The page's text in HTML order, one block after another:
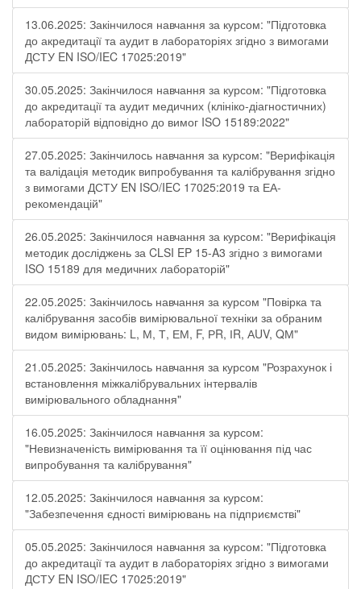
13.06.2025: Закінчилося навчання за курсом: "Підготовка
до акредитації та аудит в лабораторіях згідно з вимогами
ДСТУ EN ISO/IEC 17025:2019"
30.05.2025: Закінчилося навчання за курсом: "Підготовка
до акредитації та аудит медичних (клініко-діагностичних)
лабораторій відповідно до вимог ISO 15189:2022"
27.05.2025: Закінчилось навчання за курсом: "Верифікація
та валідація методик випробування та калібрування згідно
з вимогами ДСТУ EN ISO/IEC 17025:2019 та ЕА-
рекомендацій"
26.05.2025: Закінчилося навчання за курсом: "Верифікація
методик досліджень за CLSI EP 15-A3 згідно з вимогами
ISO 15189 для медичних лабораторій"
22.05.2025: Закінчилось навчання за курсом "Повірка та
калібрування засобів вимірювальної техніки за обраним
видом вимірювань: L, М, Т, ЕМ, F, РR, ІR, АUV, QМ"
21.05.2025: Закінчилось навчання за курсом "Розрахунок і
встановлення міжкалібрувальних інтервалів
вимірювального обладнання"
16.05.2025: Закінчилося навчання за курсом:
"Невизначеність вимірювання та її оцінювання під час
випробування та калібрування"
12.05.2025: Закінчилося навчання за курсом:
"Забезпечення єдності вимірювань на підприємстві"
05.05.2025: Закінчилося навчання за курсом: "Підготовка
до акредитації та аудит в лабораторіях згідно з вимогами
ДСТУ EN ISO/IEC 17025:2019"